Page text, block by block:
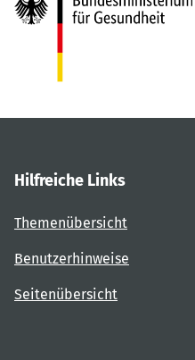
Hilfreiche Links
Themenübersicht
Benutzerhinweise
Seitenübersicht